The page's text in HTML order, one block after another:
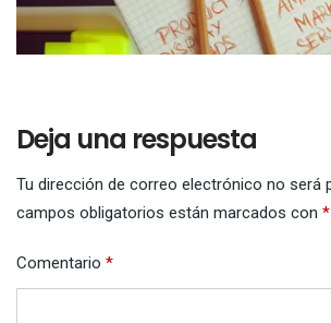
Deja una respuesta
Tu dirección de correo electrónico no será
campos obligatorios están marcados con *
Comentario *